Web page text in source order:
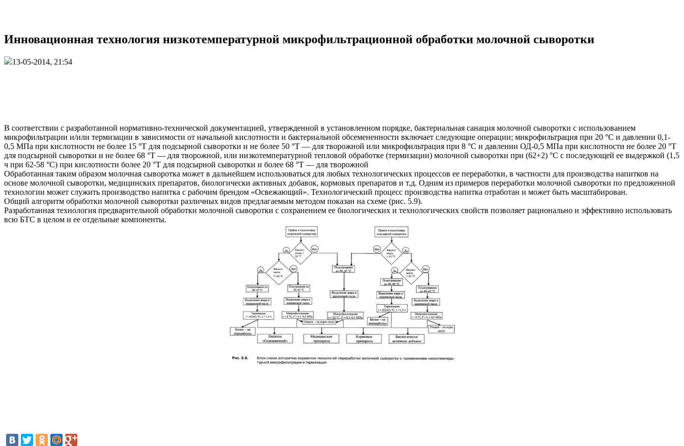
Инновационная технология низкотемпературной микрофильтрационной обработки молочной сыворотки
13-05-2014, 21:54
В соответствии с разработанной нормативно-технической документацией, утвержденной в установленном порядке, бактериальная санация молочной сыворотки с использованием
микрофильтрации и/или термизации в зависимости от начальной кислотности и бактериальной обсемененности включает следующие операции; микрофильтрация при 20 °С и давлении 0,1-
0,5 МПа при кислотности не более 15 °Т для подсырной сыворотки и не более 50 °Т — для творожной или микрофильтрация при 8 °С и давлении ОД-0,5 МПа при кислотности не более 20 °Т
для подсырной сыворотки и не более 68 °Т — для творожной, или низкотемпературной тепловой обработке (термизации) молочной сыворотки при (62+2) °С с последующей ее выдержкой (1,5
ч при 62-58 °С) при кислотности более 20 °Т для подсырной сыворотки и более 68 °T — для творожной
Обработанная таким образом молочная сыворотка может в дальнейшем использоваться для любых технологических процессов ее переработки, в частности для производства напитков на
основе молочной сыворотки, медицинских препаратов, биологически активных добавок, кормовых препаратов и т.д. Одним из примеров переработки молочной сыворотки по предложенной
технологии может служить производство напитка с рабочим брендом «Освежающий». Технологический процесс производства напитка отработан и может быть масштабирован.
Общий алгоритм обработки молочной сыворотки различных видов предлагаемым методом показан на схеме (рис. 5.9).
Разработанная технология предварительной обработки молочной сыворотки с сохранением ее биологических и технологических свойств позволяет рационально и эффективно использовать
всю БТС в целом и ее отдельные компоненты.